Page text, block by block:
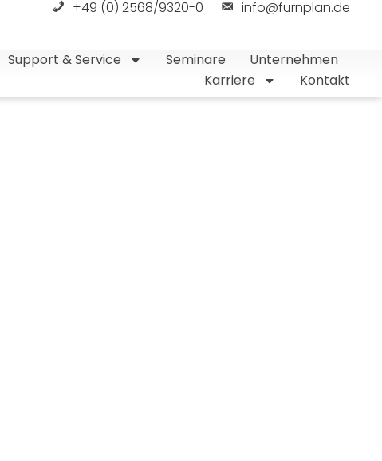
+49 (0) 2568/9320-0 info@furnplan.de
Support & Service Seminare
Unternehmen
Karriere
Kontakt